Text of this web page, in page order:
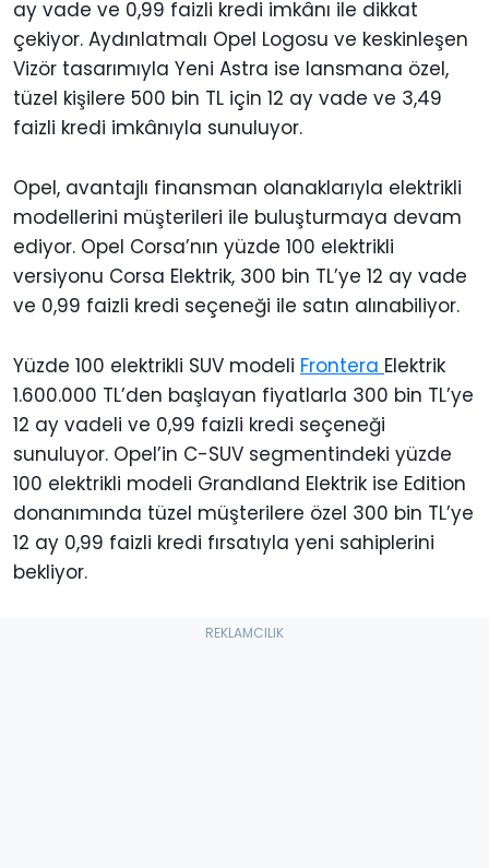
ay vade ve 0,99 faizli kredi imkânı ile dikkat
çekiyor. Aydınlatmalı Opel Logosu ve keskinleşen
Vizör tasarımıyla Yeni Astra ise lansmana özel,
tüzel kişilere 500 bin TL için 12 ay vade ve 3,49
faizli kredi imkânıyla sunuluyor.
Opel, avantajlı finansman olanaklarıyla elektrikli
modellerini müşterileri ile buluşturmaya devam
ediyor. Opel Corsa’nın yüzde 100 elektrikli
versiyonu Corsa Elektrik, 300 bin TL’ye 12 ay vade
ve 0,99 faizli kredi seçeneği ile satın alınabiliyor.
Yüzde 100 elektrikli SUV modeli Frontera Elektrik
1.600.000 TL’den başlayan fiyatlarla 300 bin TL’ye
12 ay vadeli ve 0,99 faizli kredi seçeneği
sunuluyor. Opel’in C-SUV segmentindeki yüzde
100 elektrikli modeli Grandland Elektrik ise Edition
donanımında tüzel müşterilere özel 300 bin TL’ye
12 ay 0,99 faizli kredi fırsatıyla yeni sahiplerini
bekliyor.